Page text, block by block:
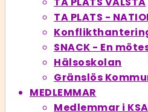
TA PLATS -
SNACK - En
Hälsoskolan
Gränslös
MEDLEMMAR
Medlemmar i